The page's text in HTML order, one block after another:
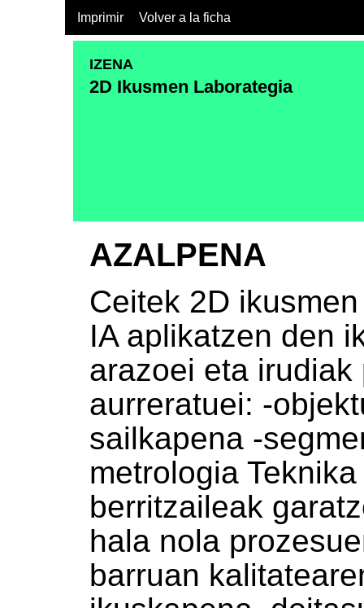
Imprimir Volver a la ficha
IZENA
2D Ikusmen Laborategia
AZALPENA
Ceitek 2D
IA aplikatzen den
arazoei eta
aurreratuei: -
sailkapena -
metrologia
berritzaileak
hala nola
barruan